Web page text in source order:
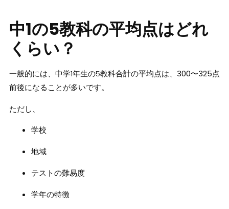
中1の5教科の平均点はどれ
くらい？
一般的には、中学1年生の5教科合計の平均点は、 300〜325点
前後になることが多いです。
ただし、
学校
地域
テストの難易度
学年の特徴